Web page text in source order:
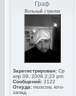
Граф
Вольный стрелок
Зарегистрирован: Ср
апр 09, 2008 2:23 pm
Сообщений: 2122
Откуда: moscow, юго-
запад